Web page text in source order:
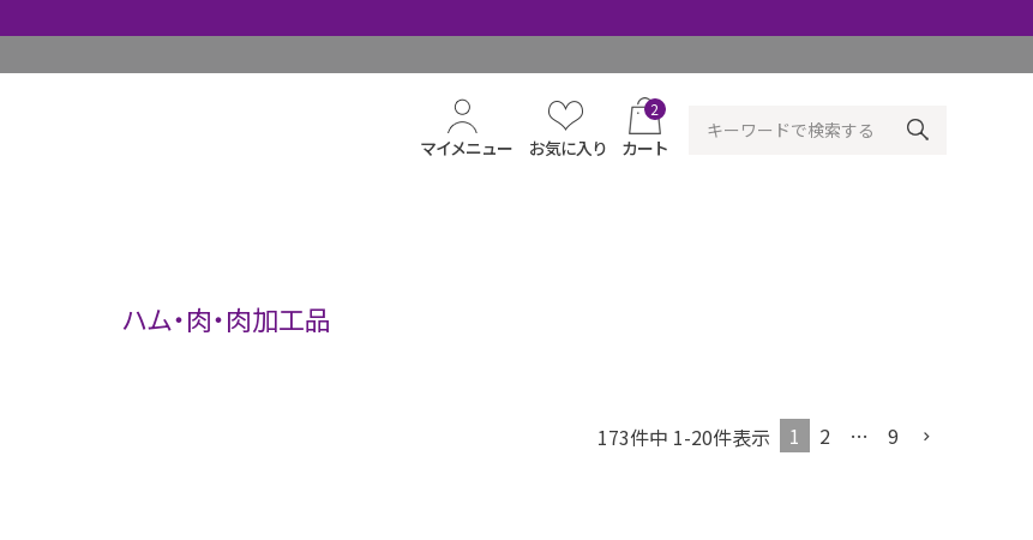
マイメニュー お気に入り
2
カート
ハム・肉・肉加工品
173件中 1-20件表示 1 2 … 9